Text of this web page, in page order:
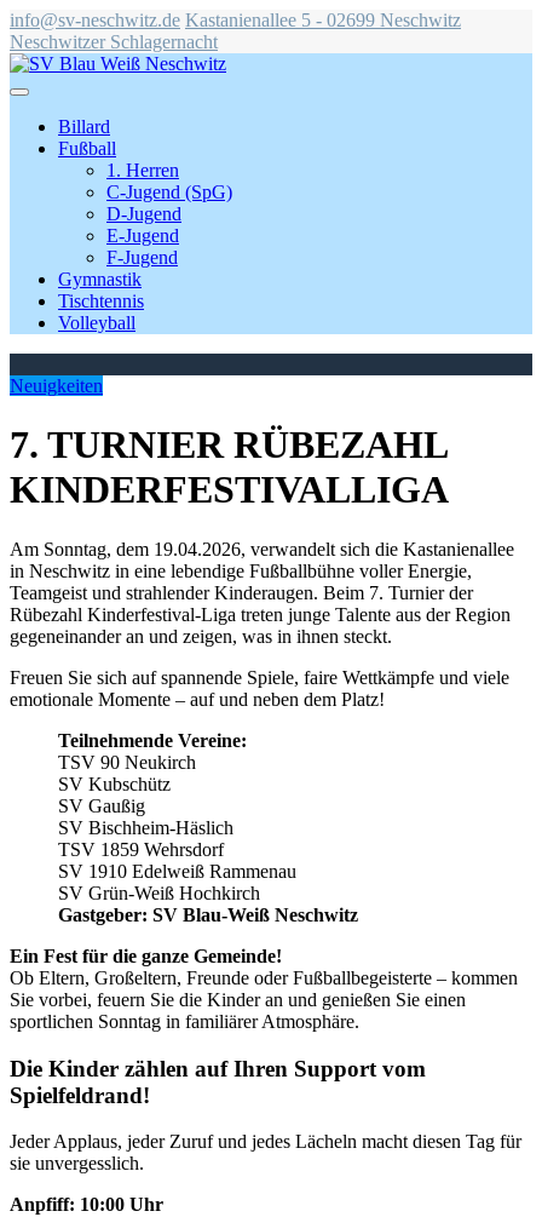
info@sv-neschwitz.de Kastanienallee 5 - 02699 Neschwitz
Neschwitzer Schlagernacht
Billard
Fußball
1. Herren
C-Jugend (SpG)
D-Jugend
E-Jugend
F-Jugend
Gymnastik
Tischtennis
Volleyball
Neuigkeiten
7. TURNIER RÜBEZAHL
KINDERFESTIVALLIGA
Am Sonntag, dem 19.04.2026, verwandelt sich die Kastanienallee
in Neschwitz in eine lebendige Fußballbühne voller Energie,
Teamgeist und strahlender Kinderaugen. Beim 7. Turnier der
Rübezahl Kinderfestival-Liga treten junge Talente aus der Region
gegeneinander an und zeigen, was in ihnen steckt.
Freuen Sie sich auf spannende Spiele, faire Wettkämpfe und viele
emotionale Momente – auf und neben dem Platz!
Teilnehmende Vereine:
TSV 90 Neukirch
SV Kubschütz
SV Gaußig
SV Bischheim-Häslich
TSV 1859 Wehrsdorf
SV 1910 Edelweiß Rammenau
SV Grün-Weiß Hochkirch
Gastgeber: SV Blau-Weiß Neschwitz
Ein Fest für die ganze Gemeinde!
Ob Eltern, Großeltern, Freunde oder Fußballbegeisterte – kommen
Sie vorbei, feuern Sie die Kinder an und genießen Sie einen
sportlichen Sonntag in familiärer Atmosphäre.
Die Kinder zählen auf Ihren Support vom
Spielfeldrand!
Jeder Applaus, jeder Zuruf und jedes Lächeln macht diesen Tag für
sie unvergesslich.
Anpfiff: 10:00 Uhr